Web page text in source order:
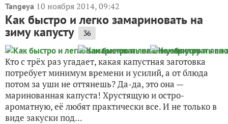
Tangeya 10 ноября 2014, 09:42
Как быстро и легко замариновать на
зиму капусту 36
Кто с трёх раз угадает, какая капустная заготовка
потребует минимум времени и усилий, а от блюда
потом за уши не оттянешь? Да-да, это она —
маринованная капуста! Хрустящую и остро-
ароматную, её любят практически все. И не только в
виде закуски под...